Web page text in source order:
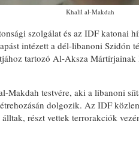
Khalil al-Makdah
szolgálat és az IDF katonai
intézett a dél-libanoni Szidón
tartozó Al-Aksza Mártírjainak
Makdah testvére, aki a libanoni
dolgozik. Az IDF
részt vettek terrorakciók